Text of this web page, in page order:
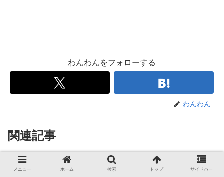
わんわんをフォローする
わんわん
関連記事
家事
【一人暮らし】毎日履く革靴をキ
メニュー ホーム 検索 トップ サイドバー